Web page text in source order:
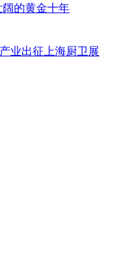
的黄金十年
业出征上海厨卫展